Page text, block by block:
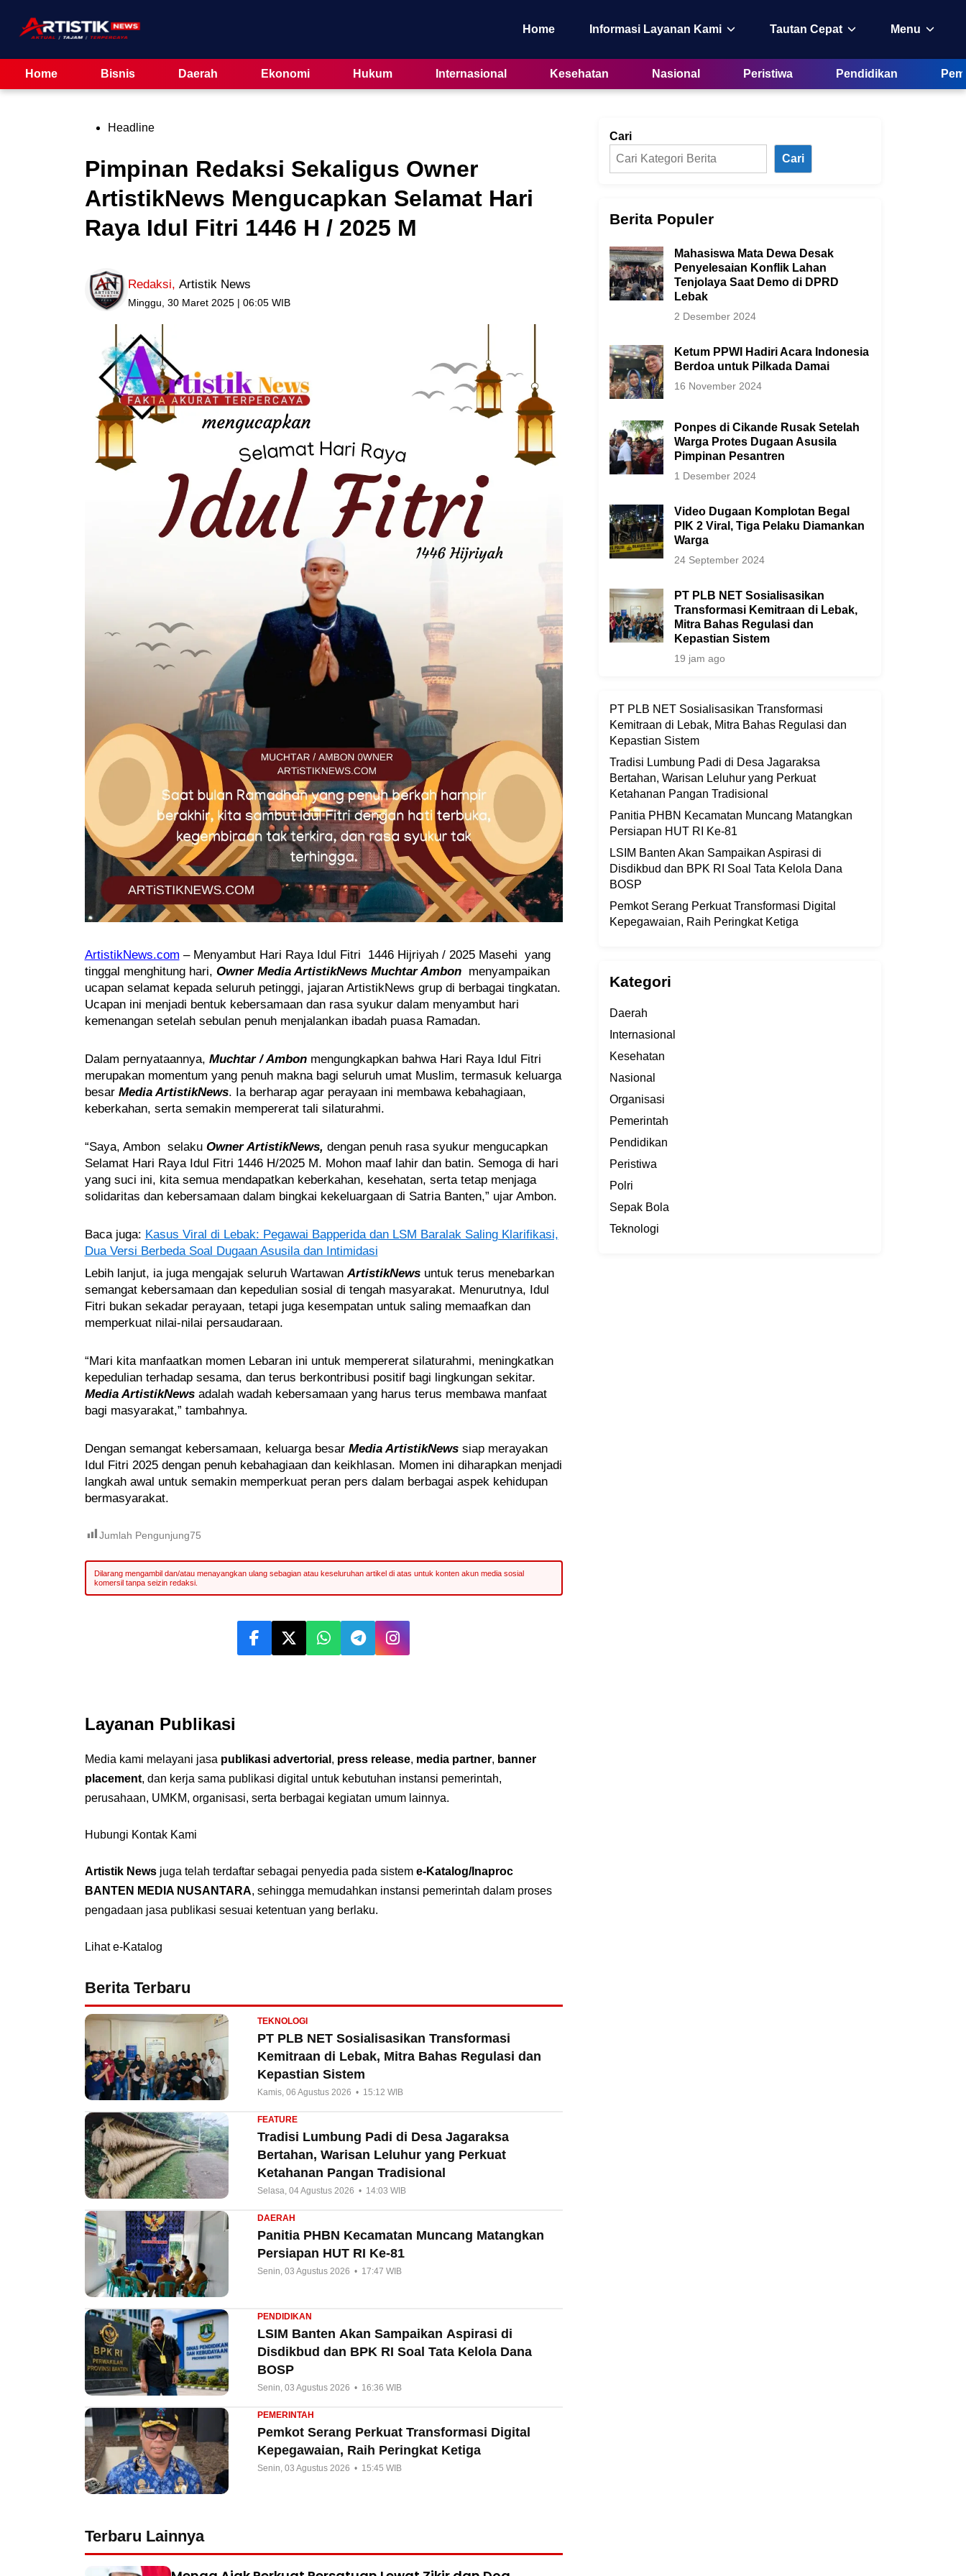
content
Home Informasi Layanan Kami Tautan Cepat Menu
Home Bisnis Daerah Ekonomi Hukum Internasional Kesehatan Nasional Peristiwa Pendidikan
PostedHeadline
Pimpinan Redaksi Sekaligus Owner
ArtistikNews Mengucapkan Selamat Hari
Raya Idul Fitri 1446 H / 2025 M
Redaksi, Artistik News
Minggu, 30 Maret 2025 | 06:05 WIB
ArtistikNews.com – Menyambut Hari Raya Idul Fitri 1446 Hijriyah / 2025 Masehi yang
tinggal menghitung hari, Owner Media ArtistikNews Muchtar Ambon menyampaikan
ucapan selamat kepada seluruh petinggi, jajaran ArtistikNews grup di berbagai tingkatan.
Ucapan ini menjadi bentuk kebersamaan dan rasa syukur dalam menyambut hari
kemenangan setelah sebulan penuh menjalankan ibadah puasa Ramadan.
Dalam pernyataannya, Muchtar / Ambonmengungkapkan bahwa Hari Raya Idul Fitri
merupakan momentum yang penuh makna bagi seluruh umat Muslim, termasuk keluarga
besar Media ArtistikNews. Ia berharap agar perayaan ini membawa kebahagiaan,
keberkahan, serta semakin mempererat tali silaturahmi.
“Saya, Ambon selaku Owner ArtistikNews, dengan penuh rasa syukur mengucapkan
Selamat Hari Raya Idul Fitri 1446 H/2025 M. Mohon maaf lahir dan batin. Semoga di hari
yang suci ini, kita semua mendapatkan keberkahan, kesehatan, serta tetap menjaga
solidaritas dan kebersamaan dalam bingkai kekeluargaan di Satria Banten,” ujar Ambon.
Baca juga: Kasus Viral di Lebak: Pegawai Bapperida dan LSM Baralak Saling Klarifikasi,
Dua Versi Berbeda Soal Dugaan Asusila dan Intimidasi
Lebih lanjut, ia juga mengajak seluruh WartawanArtistikNewsuntuk terus menebarkan
semangat kebersamaan dan kepedulian sosial di tengah masyarakat. Menurutnya, Idul
Fitri bukan sekadar perayaan, tetapi juga kesempatan untuk saling memaafkan dan
memperkuat nilai-nilai persaudaraan.
“Mari kita manfaatkan momen Lebaran ini untuk mempererat silaturahmi, meningkatkan
kepedulian terhadap sesama, dan terus berkontribusi positif bagi lingkungan sekitar.
Media ArtistikNewsadalah wadah kebersamaan yang harus terus membawa manfaat
bagi masyarakat,” tambahnya.
Dengan semangat kebersamaan, keluarga besar Media ArtistikNewssiap merayakan
Idul Fitri 2025 dengan penuh kebahagiaan dan keikhlasan. Momen ini diharapkan menjadi
langkah awal untuk semakin memperkuat peran pers dalam berbagai aspek kehidupan
bermasyarakat.
Jumlah Pengunjung75
Layanan Publikasi
Media kami melayani jasa publikasi advertorial , press release, media partner, banner
placement, dan kerja sama publikasi digital untuk kebutuhan instansi pemerintah,
perusahaan, UMKM, organisasi, serta berbagai kegiatan umum lainnya.
Hubungi Kontak Kami
Artistik Newsjuga telah terdaftar sebagai penyedia pada sistem e-Katalog/Inaproc
BANTEN MEDIA NUSANTARA, sehingga memudahkan instansi pemerintah dalam proses
pengadaan jasa publikasi sesuai ketentuan yang berlaku.
Lihat e-Katalog
Berita Terbaru
TEKNOLOGI
PT PLB NET Sosialisasikan Transformasi
Kemitraan di Lebak, Mitra Bahas Regulasi dan
Kepastian Sistem
Kamis, 06 Agustus 2026 • 15:12 WIB
FEATURE
Tradisi Lumbung Padi di Desa Jagaraksa
Bertahan, Warisan Leluhur yang Perkuat
Ketahanan Pangan Tradisional
Selasa, 04 Agustus 2026 • 14:03 WIB
DAERAH
Panitia PHBN Kecamatan Muncang Matangkan
Persiapan HUT RI Ke-81
Senin, 03 Agustus 2026 • 17:47 WIB
PENDIDIKAN
LSIM Banten Akan Sampaikan Aspirasi di
Disdikbud dan BPK RI Soal Tata Kelola Dana
BOSP
Senin, 03 Agustus 2026 • 16:36 WIB
PEMERINTAH
Pemkot Serang Perkuat Transformasi Digital
Kepegawaian, Raih Peringkat Ketiga
Senin, 03 Agustus 2026 • 15:45 WIB
Terbaru Lainnya
Cari
Cari
Berita Populer
Mahasiswa Mata Dewa Desak
Penyelesaian Konflik Lahan
Tenjolaya Saat Demo di DPRD
Lebak
2 Desember 2024
Ketum PPWI Hadiri Acara Indonesia
Berdoa untuk Pilkada Damai
16 November 2024
Ponpes di Cikande Rusak Setelah
Warga Protes Dugaan Asusila
Pimpinan Pesantren
1 Desember 2024
Video Dugaan Komplotan Begal
PIK 2 Viral, Tiga Pelaku Diamankan
Warga
24 September 2024
PT PLB NET Sosialisasikan
Transformasi Kemitraan di Lebak,
Mitra Bahas Regulasi dan
Kepastian Sistem
19 jam ago
PT PLB NET Sosialisasikan Transformasi
Kemitraan di Lebak, Mitra Bahas Regulasi dan
Kepastian Sistem
Tradisi Lumbung Padi di Desa Jagaraksa
Bertahan, Warisan Leluhur yang Perkuat
Ketahanan Pangan Tradisional
Panitia PHBN Kecamatan Muncang Matangkan
Persiapan HUT RI Ke-81
LSIM Banten Akan Sampaikan Aspirasi di
Disdikbud dan BPK RI Soal Tata Kelola Dana
BOSP
Pemkot Serang Perkuat Transformasi Digital
Kepegawaian, Raih Peringkat Ketiga
Kategori
Daerah
Internasional
Kesehatan
Nasional
Organisasi
Pemerintah
Pendidikan
Peristiwa
Polri
Sepak Bola
Teknologi